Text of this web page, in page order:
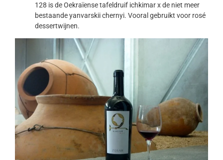
128 is de Oekraïense tafeldruif ichkimar x de niet meer
bestaande yanvarskii chernyi. Vooral gebruikt voor rosé
dessertwijnen.